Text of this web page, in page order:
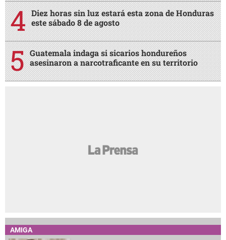
Diez horas sin luz estará esta zona de Honduras
este sábado 8 de agosto
Guatemala indaga si sicarios hondureños
asesinaron a narcotraficante en su territorio
AMIGA